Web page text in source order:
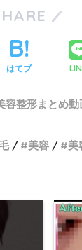
はてブ
容整形まとめ動
美容
美